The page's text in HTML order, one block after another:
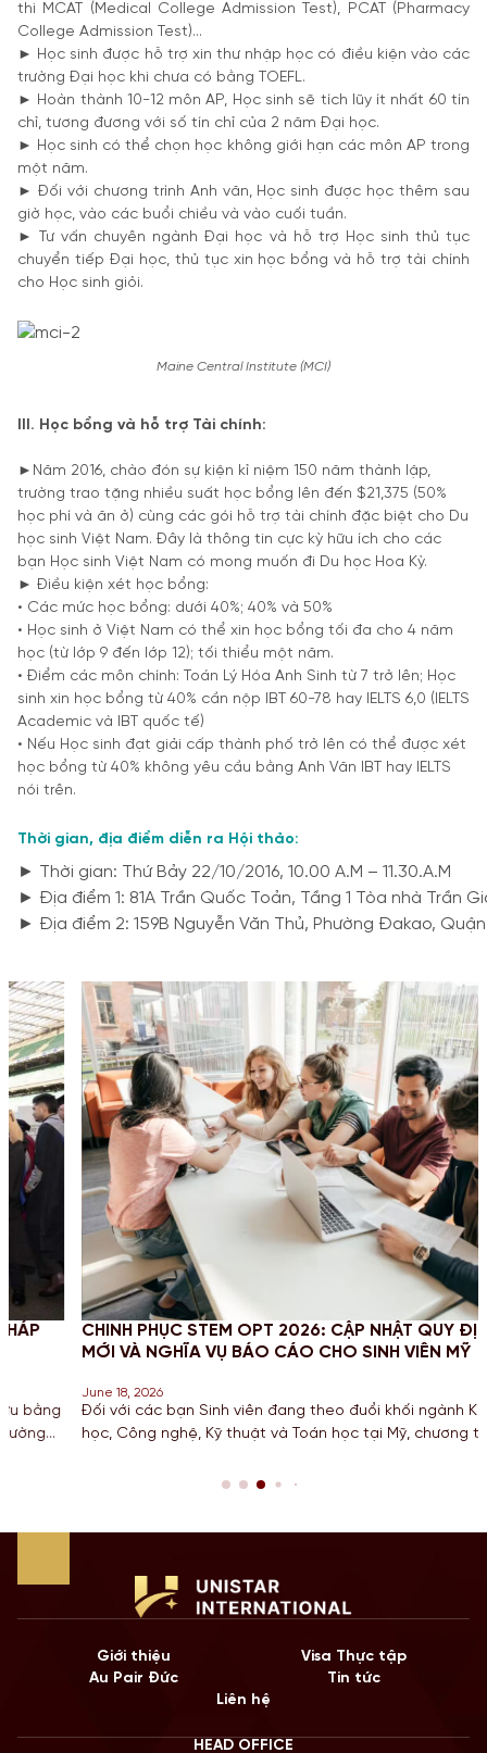
thi MCAT (Medical College Admission Test), PCAT (Pharmacy
College Admission Test)…
► Học sinh được hỗ trợ xin thư nhập học có điều kiện vào các
trường Đại học khi chưa có bằng TOEFL.
► Hoàn thành 10-12 môn AP, Học sinh sẽ tích lũy ít nhất 60 tín
chỉ, tương đương với số tín chỉ của 2 năm Đại học.
► Học sinh có thể chọn học không giới hạn các môn AP trong
một năm.
► Đối với chương trình Anh văn, Học sinh được học thêm sau
giờ học, vào các buổi chiều và vào cuối tuần.
► Tư vấn chuyên ngành Đại học và hỗ trợ Học sinh thủ tục
chuyển tiếp Đại học, thủ tục xin học bổng và hỗ trợ tài chính
cho Học sinh giỏi.
Maine Central Institute (MCI)
III. Học bổng và hỗ trợ Tài chính:
►Năm 2016, chào đón sự kiện kỉ niệm 150 năm thành lập,
trường trao tặng nhiều suất học bổng lên đến $21,375 (50%
học phí và ăn ở) cùng các gói hỗ trợ tài chính đặc biệt cho Du
học sinh Việt Nam. Đây là thông tin cực kỳ hữu ích cho các
bạn Học sinh Việt Nam có mong muốn đi Du học Hoa Kỳ.
► Điều kiện xét học bổng:
• Các mức học bổng: dưới 40%; 40% và 50%
• Học sinh ở Việt Nam có thể xin học bổng tối đa cho 4 năm
học (từ lớp 9 đến lớp 12); tối thiểu một năm.
• Điểm các môn chính: Toán Lý Hóa Anh Sinh từ 7 trở lên; Học
sinh xin học bổng từ 40% cần nộp IBT 60-78 hay IELTS 6,0 (IELTS
Academic và IBT quốc tế)
• Nếu Học sinh đạt giải cấp thành phố trở lên có thể được xét
học bổng từ 40% không yêu cầu bằng Anh Văn IBT hay IELTS
nói trên.
Thời gian, địa điểm diễn ra Hội thảo:
► Thời gian: Thứ Bảy 22/10/2016, 10.00 A.M – 11.30.A.M
► Địa điểm 1: 81A Trần Quốc Toản, Tầng 1 Tòa nhà Trần
► Địa điểm 2: 159B Nguyễn Văn Thủ, Phường Đakao, Quận
CHINH PHỤC STEM OPT 2026: CẬP NHẬT QUY ĐỊNH
MỚI VÀ NGHĨA VỤ BÁO CÁO CHO SINH VIÊN MỸ
June 18, 2026
Đối với các bạn Sinh viên đang theo đuổi khối ngành Khoa
học, Công nghệ, Kỹ thuật và Toán học tại Mỹ, chương trình gia
còn là “bước đệm” quan trọng cho lộ trình Định cư. Bước sang
Giới thiệu
Visa Thực tập
Au Pair Đức
Tin tức
Liên hệ
HEAD OFFICE